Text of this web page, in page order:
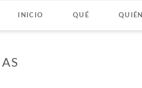
INICIO QUÉ QUIÉN